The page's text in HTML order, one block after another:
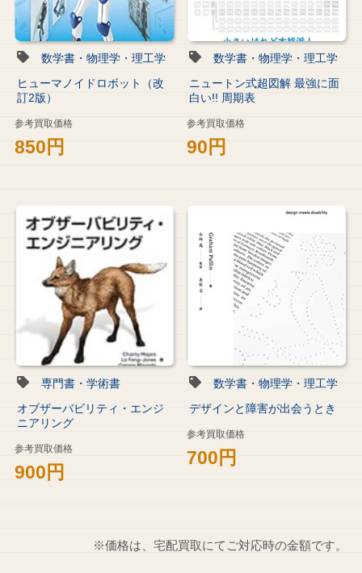
数学書・物理学・理工学
ヒューマノイドロボット（改
訂2版）
参考買取価格
850円
数学書・物理学・理工学
ニュートン式超図解 最強に面
白い!! 周期表
参考買取価格
90円
専門書・学術書
オブザーバビリティ・エンジ
ニアリング
参考買取価格
900円
数学書・物理学・理工学
デザインと障害が出会うとき
参考買取価格
700円
※価格は、宅配買取にてご対応時の金額です。